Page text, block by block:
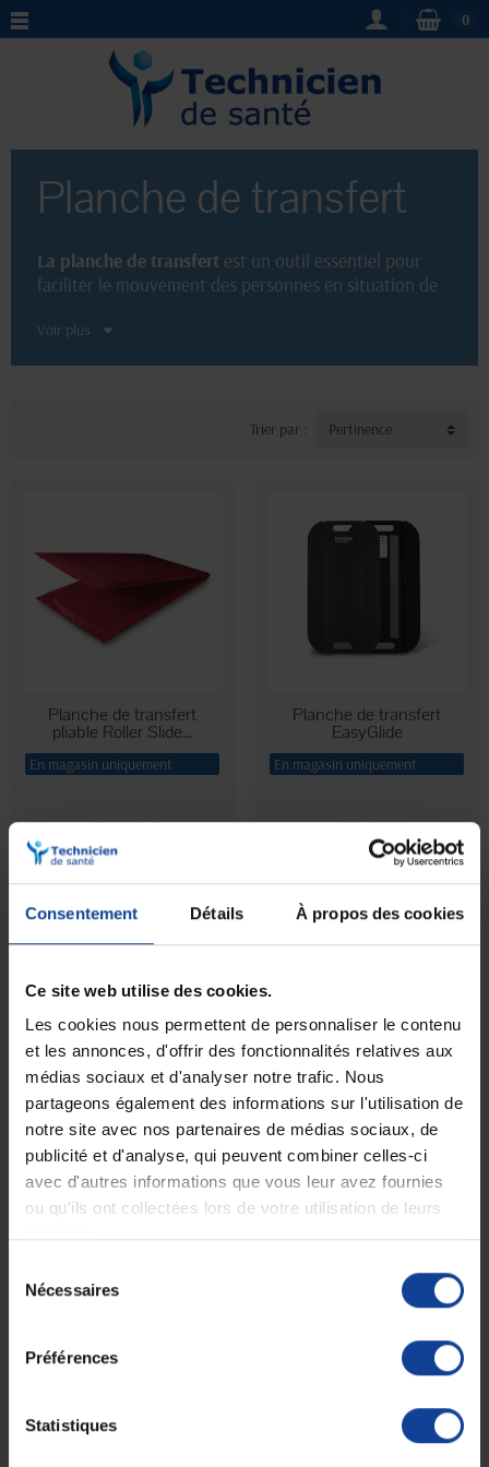
Consentement Détails À propos des cookies
Ce site web utilise des cookies.
Les cookies nous permettent de personnaliser le contenu
et les annonces, d'offrir des fonctionnalités relatives aux
médias sociaux et d'analyser notre trafic. Nous
partageons également des informations sur l'utilisation de
notre site avec nos partenaires de médias sociaux, de
publicité et d'analyse, qui peuvent combiner celles-ci
avec d'autres informations que vous leur avez fournies
ou qu'ils ont collectées lors de votre utilisation de leurs
Nécessaires
Préférences
Statistiques
0
Planche de transfert
La planche de transfert est un outil essentiel pour
faciliter le mouvement des personnes en situation de
résistants et ergonomiques, elle permet un transfert
des particuliers et des professionnels de santé.
Voir plus
Trier par : Pertinence
Planche de transfert
pliable Roller Slide...
En magasin uniquement
541,90 €
Planche de transfert
EasyGlide
En magasin uniquement
130,90 €
Planche de transfert
EasyGlide
En magasin uniquement
Planches de transfert Surf
79,90 €